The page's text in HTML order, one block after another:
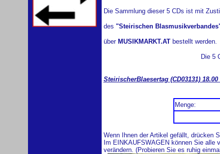
Die Sammlung dieser 5 CDs ist mit
des "Steirischen
über MUSIKMARKT.ATbestellt werden.
Die 5
SteirischerBlaesertag (CD03131) 18.00
Menge:
Wenn Ihnen der Artikel gefällt, drücken
Im EINKAUFSWAGEN können Sie alle
verändern. (Probieren Sie es ruhig